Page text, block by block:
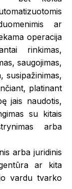
ar
operacija
rinkimas,
saugojimas,
susipažinimas,
platinant
jais naudotis,
su kitais
arba
arba juridinis
ar kita
vardu tvarko